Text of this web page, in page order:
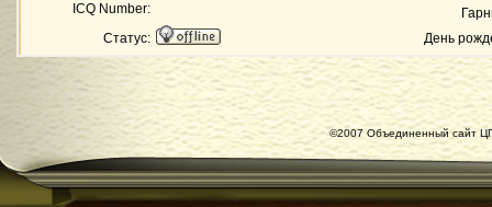
День
ICQ Number:
Статус:
©2007 Объединенный сайт